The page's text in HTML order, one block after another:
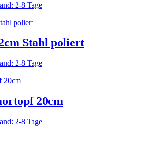
2-8 Tage
Stahl poliert
2-8 Tage
20cm
2-8 Tage